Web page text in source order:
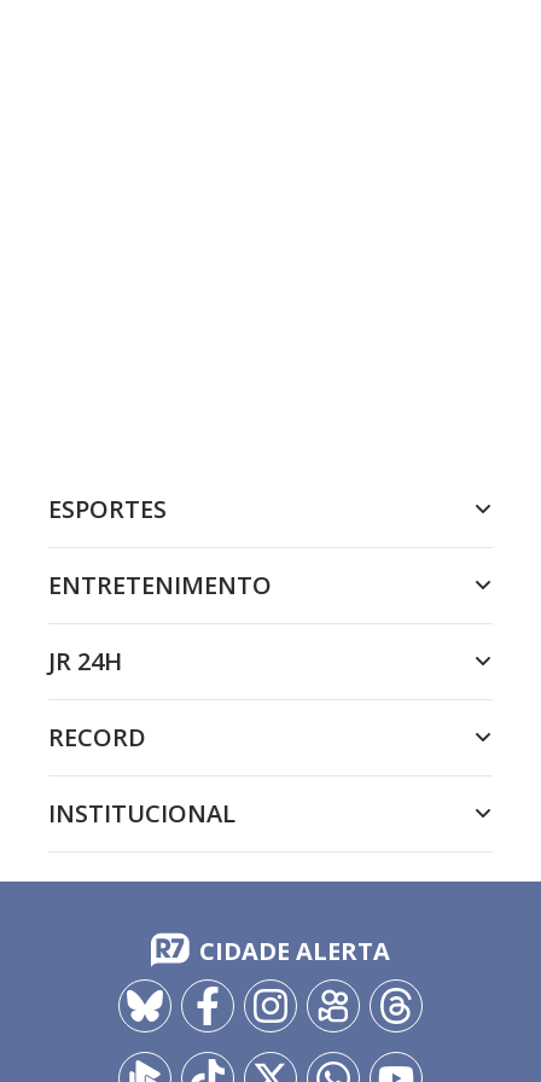
ESPORTES
ENTRETENIMENTO
JR 24H
RECORD
INSTITUCIONAL
CIDADE ALERTA